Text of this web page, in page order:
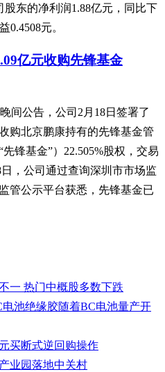
股东的净利润1.88亿元，同比下
0.4508元。
亿元收购先锋基金
间公告，公司2月18日签署了
购北京鹏康持有的先锋基金管
锋基金”）22.505%股权，交易
，公司通过查询深圳市市场监
管公示平台获悉，先锋基金已
一 热门中概股多数下跌
池绝缘胶随着BC电池量产开
买断式逆回购操作
业园落地中关村